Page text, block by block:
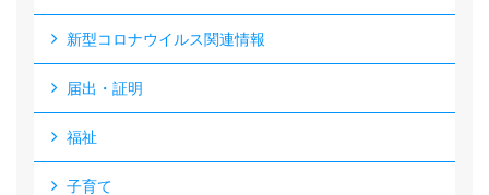
新型コロナウイルス関連情報
届出・証明
福祉
子育て